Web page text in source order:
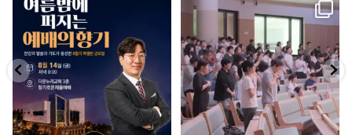
🌙 여름밤에 퍼지는 예배의 향기
8월 특별집회 두 번째 밤
이번...
8 1
향기로운제물 7일 예배풍경🫶🏻❤️
임종욱 목사(더리즌 워십팀 리더)
8